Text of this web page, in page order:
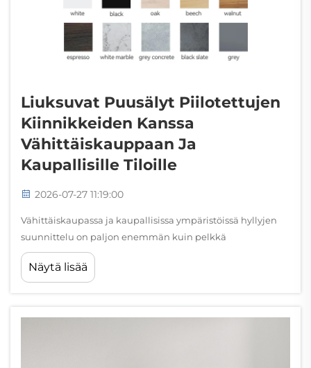
Liuksuvat Puusälyt Piilotettujen
Kiinnikkeiden Kanssa
Vähittäiskauppaan Ja
Kaupallisille Tiloille
2026-07-27 11:19:00
Vähittäiskaupassa ja kaupallisissa ympäristöissä hyllyjen
suunnittelu on paljon enemmän kuin pelkkä
varastointipäätös. Hyllyjen kiinnitystapa, tuenta ja
esittäminen vaikuttavat suoraan siihen, miten asiakkaat
Näytä lisää